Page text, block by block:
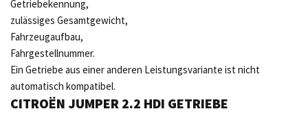
Getriebekennung,
zulässiges Gesamtgewicht,
Fahrzeugaufbau,
Fahrgestellnummer.
Ein Getriebe aus einer anderen Leistungsvariante ist nicht
automatisch kompatibel.
CITROËN JUMPER 2.2 HDI GETRIEBE